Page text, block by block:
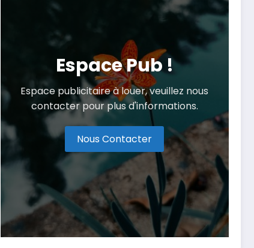
Espace Pub !
Espace publicitaire à louer, veuillez nous
contacter pour plus d'informations.
Nous Contacter